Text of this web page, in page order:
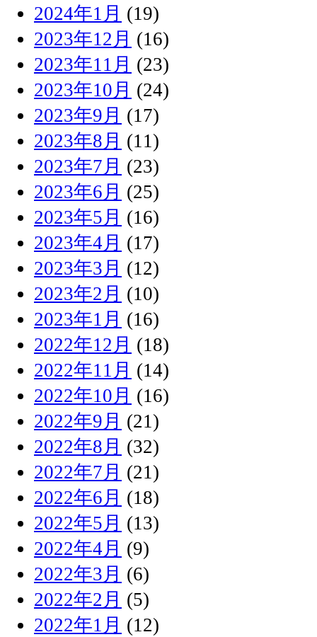
2024年1月 (19)
2023年12月 (16)
2023年11月 (23)
2023年10月 (24)
2023年9月 (17)
2023年8月 (11)
2023年7月 (23)
2023年6月 (25)
2023年5月 (16)
2023年4月 (17)
2023年3月 (12)
2023年2月 (10)
2023年1月 (16)
2022年12月 (18)
2022年11月 (14)
2022年10月 (16)
2022年9月 (21)
2022年8月 (32)
2022年7月 (21)
2022年6月 (18)
2022年5月 (13)
2022年4月 (9)
2022年3月 (6)
2022年2月 (5)
2022年1月 (12)